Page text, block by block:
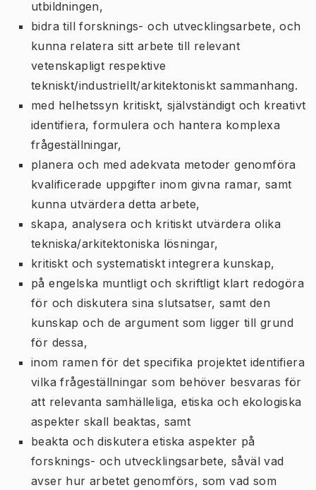
utbildningen,
bidra till forsknings- och utvecklingsarbete, och
kunna relatera sitt arbete till relevant
vetenskapligt respektive
tekniskt/industriellt/arkitektoniskt sammanhang.
med helhetssyn kritiskt, självständigt och kreativt
identifiera, formulera och hantera komplexa
frågeställningar,
planera och med adekvata metoder genomföra
kvalificerade uppgifter inom givna ramar, samt
kunna utvärdera detta arbete,
skapa, analysera och kritiskt utvärdera olika
tekniska/arkitektoniska lösningar,
kritiskt och systematiskt integrera kunskap,
på engelska muntligt och skriftligt klart redogöra
för och diskutera sina slutsatser, samt den
kunskap och de argument som ligger till grund
för dessa,
inom ramen för det specifika projektet identifiera
vilka frågeställningar som behöver besvaras för
att relevanta samhälleliga, etiska och ekologiska
aspekter skall beaktas, samt
beakta och diskutera etiska aspekter på
forsknings- och utvecklingsarbete, såväl vad
avser hur arbetet genomförs, som vad som